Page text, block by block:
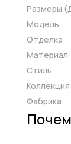
Размеры
Модель
Отделка
Материал
Стиль
Коллекция
Фабрика